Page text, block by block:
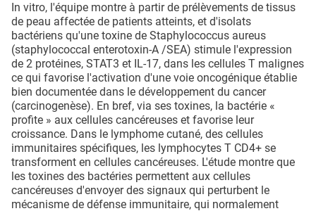
In vitro, l'équipe montre à partir de prélèvements de tissus
de peau affectée de patients atteints, et d'isolats
bactériens qu'une toxine de Staphylococcus aureus
(staphylococcal enterotoxin-A /SEA) stimule l'expression
de 2 protéines, STAT3 et IL-17, dans les cellules T malignes
ce qui favorise l'activation d'une voie oncogénique établie
bien documentée dans le développement du cancer
(carcinogenèse). En bref, via ses toxines, la bactérie «
profite » aux cellules cancéreuses et favorise leur
croissance. Dans le lymphome cutané, des cellules
immunitaires spécifiques, les lymphocytes T CD4+ se
transforment en cellules cancéreuses. L'étude montre que
les toxines des bactéries permettent aux cellules
cancéreuses d'envoyer des signaux qui perturbent le
mécanisme de défense immunitaire, qui normalement